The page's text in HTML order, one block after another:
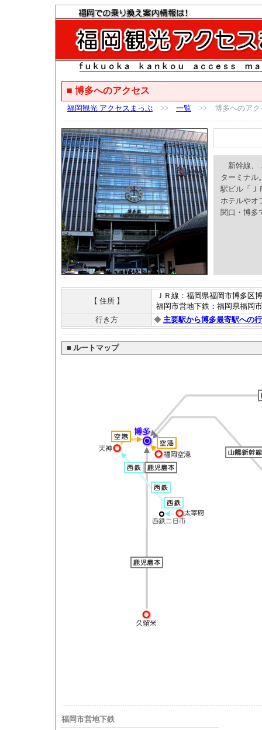
■ 博多へのアクセス
福岡観光 アクセスまっぷ >> 一覧 >> 博多へのアク
新幹線、
ターミナル
駅ビル「Ｊ
ホテルやオ
関口・博多
【 住所 】
ＪＲ線：福岡県福岡市博多区
福岡市営地下鉄：福岡県福岡
行き方
◆ 主要駅から博多最寄駅への
■ ルートマップ
福岡市営地下鉄